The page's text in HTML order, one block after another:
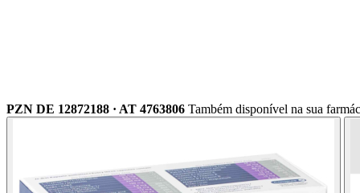
PZN DE 12872188 · AT 4763806 Também disponível na sua